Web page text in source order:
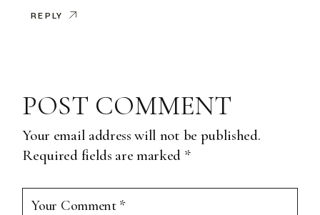
REPLY
POST COMMENT
Your email address will not be published.
Required fields are marked *